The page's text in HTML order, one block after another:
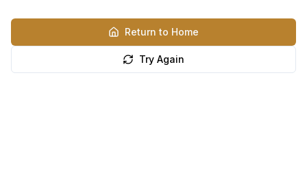
Return to Home
Try Again